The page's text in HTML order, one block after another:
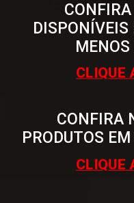
DISPONÍVEIS
CLIQUE
CONFIRA
PRODUTOS
CLIQUE